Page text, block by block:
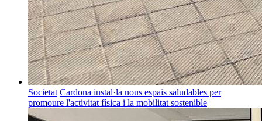
Societat Cardona instal·la nous espais saludables per
promoure l'activitat física i la mobilitat sostenible